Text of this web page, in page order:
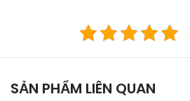
SẢN PHẨM LIÊN QUAN